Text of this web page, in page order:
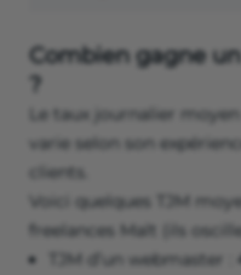
Combien gagne
?
Le taux journalier moyen (
varie selon son
clients.
Voici quelques TJM
freelances Malt (ils
TJM d’un webmaster :